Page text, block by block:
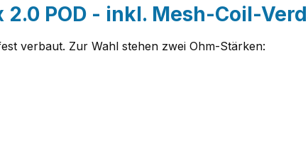
2.0 POD - inkl. Mesh-Coil-
verbaut. Zur Wahl stehen zwei Ohm-Stärken: